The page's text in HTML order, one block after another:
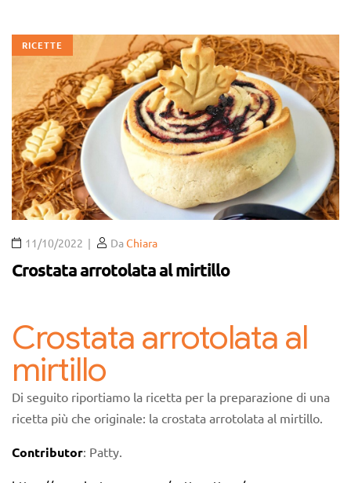
RICETTE
11/10/2022 DaChiara
Crostata arrotolata al mirtillo
Crostata arrotolata al
mirtillo
Di seguito riportiamo la ricetta per la preparazione di una
ricetta più che originale: la crostata arrotolata al mirtillo.
Contributor: Patty.